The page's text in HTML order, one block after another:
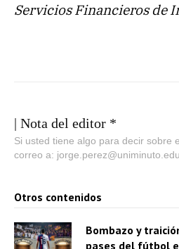
Servicios Financieros de
| Nota del editor *
Si usted tiene algo para decir sobre
correo a: jorge.perez@uniminuto.edu
Otros contenidos
Bombazo y
pases del fútbol